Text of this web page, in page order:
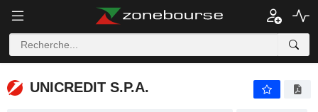
UNICREDIT S.P.A.
UNICREDIT S.P.A.